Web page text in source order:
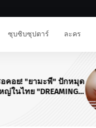
ซุบซิบซุปตาร์ ละคร
คอย! "ยามะพี" ปักหมุด
ญ่ในไทย "DREAMING